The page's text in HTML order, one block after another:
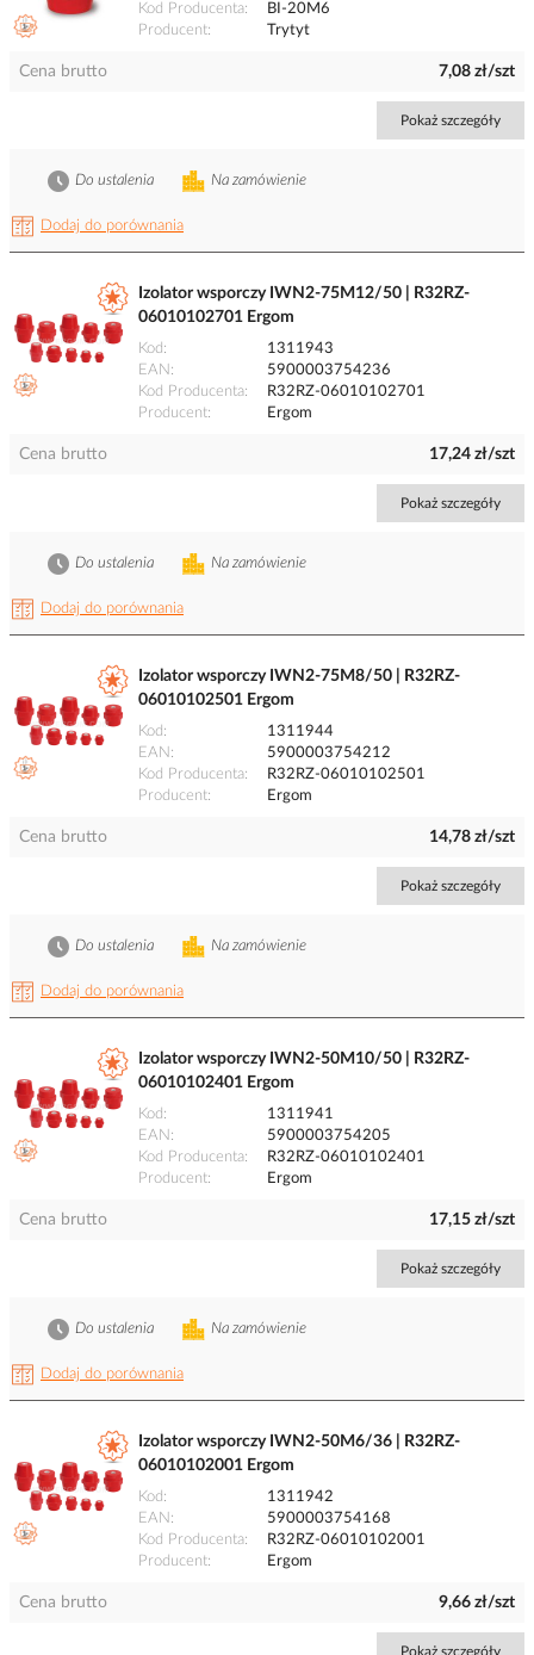
Kod Producenta
BI-20M6
Producent
Trytyt
Cena brutto 7,08 zł/szt
Pokaż szczegóły
Dodaj do porównania
Na zamówienie
Do ustalenia
Izolator wsporczy IWN2-75M12/50 | R32RZ-
06010102701 Ergom
Kod
1311943
EAN
5900003754236
Kod Producenta
R32RZ-06010102701
Producent
Ergom
Cena brutto 17,24 zł/szt
Pokaż szczegóły
Dodaj do porównania
Na zamówienie
Do ustalenia
Izolator wsporczy IWN2-75M8/50 | R32RZ-
06010102501 Ergom
Kod
1311944
EAN
5900003754212
Kod Producenta
R32RZ-06010102501
Producent
Ergom
Cena brutto 14,78 zł/szt
Pokaż szczegóły
Dodaj do porównania
Na zamówienie
Do ustalenia
Izolator wsporczy IWN2-50M10/50 | R32RZ-
06010102401 Ergom
Kod
1311941
EAN
5900003754205
Kod Producenta
R32RZ-06010102401
Producent
Ergom
Cena brutto 17,15 zł/szt
Pokaż szczegóły
Dodaj do porównania
Na zamówienie
Do ustalenia
Izolator wsporczy IWN2-50M6/36 | R32RZ-
06010102001 Ergom
Kod
1311942
EAN
5900003754168
Kod Producenta
R32RZ-06010102001
Producent
Ergom
Cena brutto 9,66 zł/szt
Pokaż szczegóły